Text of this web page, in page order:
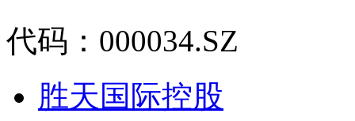
代码：000034.SZ
胜天国际控股